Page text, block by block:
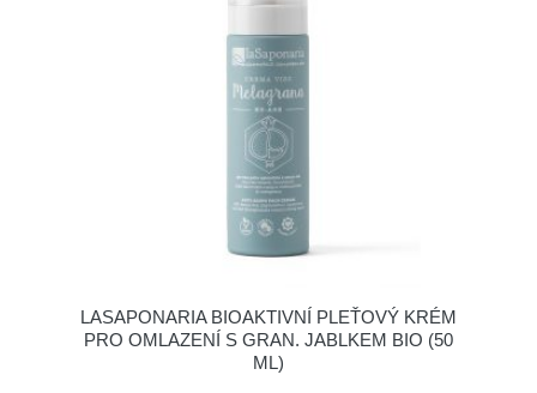
LASAPONARIA BIOAKTIVNÍ PLEŤOVÝ KRÉM
PRO OMLAZENÍ S GRAN. JABLKEM BIO (50
ML)